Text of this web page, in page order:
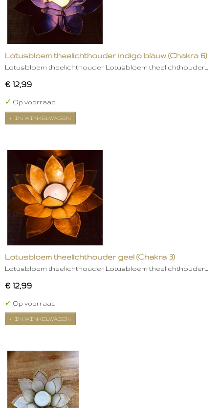
Lotusbloem theelichthouder indigo blauw (Chakra 6)
Lotusbloem theelichthouder Lotusbloem theelichthouder…
€ 12,99
✓ Op voorraad
IN WINKELWAGEN
Lotusbloem theelichthouder geel (Chakra 3)
Lotusbloem theelichthouder Lotusbloem theelichthouder…
€ 12,99
✓ Op voorraad
IN WINKELWAGEN